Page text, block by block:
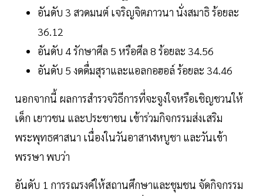
อันดับ 3 สวดมนต์ เจริญจิตภาวนา นั่งสมาธิ ร้อยละ
36.12
อันดับ 4 รักษาศีล 5 หรือศีล 8 ร้อยละ 34.56
อันดับ 5 งดดื่มสุราและแอลกอฮอล์ ร้อยละ 34.46
นอกจากนี้ ผลการสำรวจวิธีการที่จะจูงใจหรือเชิญชวนให้
เด็ก เยาวชน และประชาชน เข้าร่วมกิจกรรมส่งเสริม
พระพุทธศาสนา เนื่องในวันอาสาฬหบูชา และวันเข้า
พรรษา พบว่า
อันดับ 1 การรณรงค์ให้สถานศึกษาและชุมชน จัดกิจกรรม